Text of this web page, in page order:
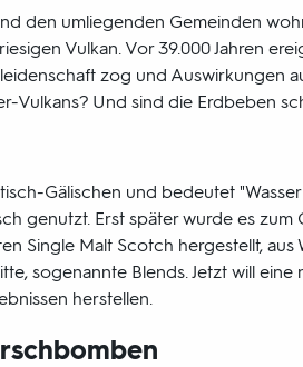
den umliegenden Gemeinden
Vulkan. Vor 39.000 Jahren
zog und Auswirkungen
Vulkans? Und sind die Erdbeben
Gälischen und bedeutet
genutzt. Erst später wurde es zum
Single Malt Scotch hergestellt, aus
sogenannte Blends. Jetzt will eine
herstellen.